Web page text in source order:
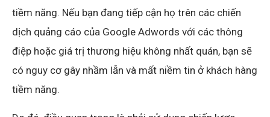
tiềm năng. Nếu bạn đang tiếp cận họ trên các chiến
dịch quảng cáo của Google Adwords với các thông
điệp hoặc giá trị thương hiệu không nhất quán, bạn sẽ
có nguy cơ gây nhầm lẫn và mất niềm tin ở khách hàng
tiềm năng.